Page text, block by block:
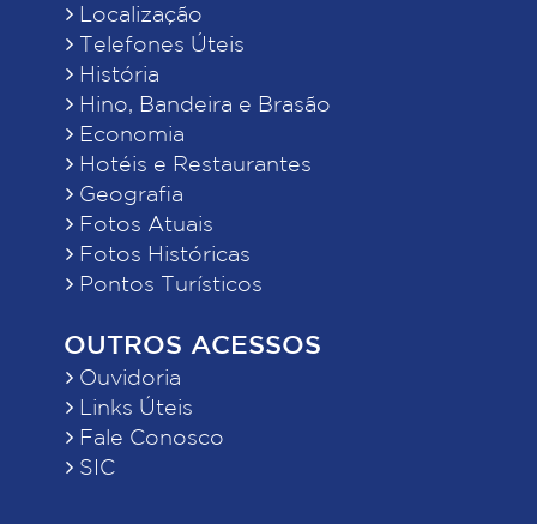
Localização
Telefones Úteis
História
Hino, Bandeira e Brasão
Economia
Hotéis e Restaurantes
Geografia
Fotos Atuais
Fotos Históricas
Pontos Turísticos
OUTROS ACESSOS
Ouvidoria
Links Úteis
Fale Conosco
SIC